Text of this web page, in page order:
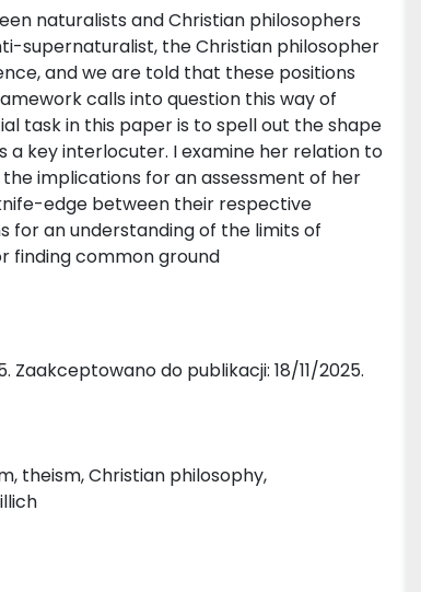
naturalists and Christian philosophers
supernaturalist, the Christian philosopher
and we are told that these positions
calls into question this way of
task in this paper is to spell out the shape
a key interlocuter. I examine her relation to
implications for an assessment of her
edge between their respective
for an understanding of the limits of
finding common ground
Zaakceptowano do publikacji: 18/11/2025.
theism, Christian philosophy,